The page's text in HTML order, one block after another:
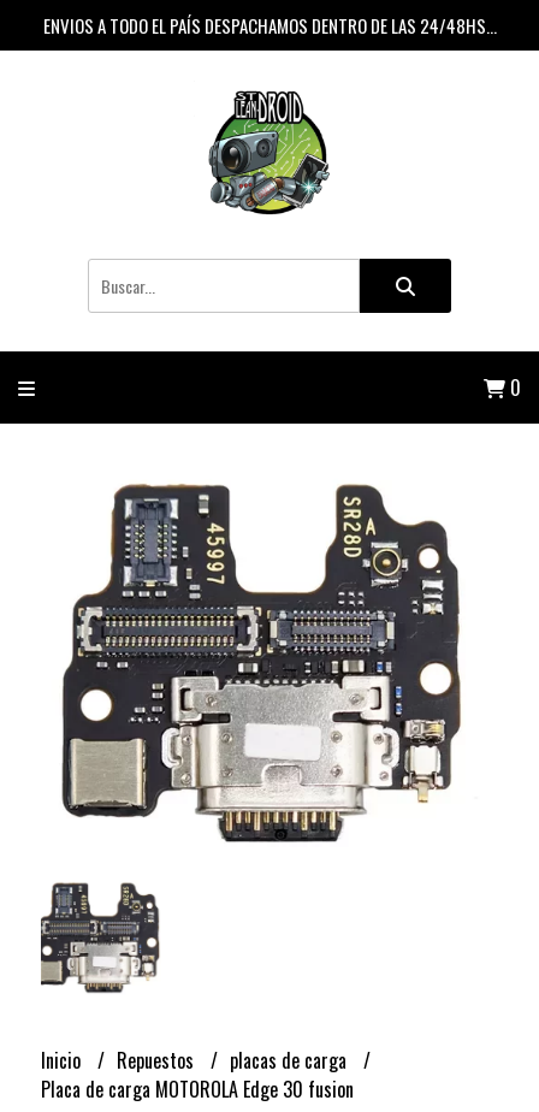
ENVIOS A TODO EL PAÍS DESPACHAMOS DENTRO DE LAS 24/48HS...
0
Inicio Repuestos
placas de carga
Placa de carga MOTOROLA Edge 30 fusion